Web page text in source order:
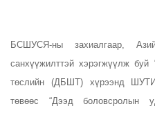
БСШУСЯ-ны захиалгаар,
санхүүжилттэй хэрэгжүүлж
төслийн (ДБШТ) хүрээнд
төвөөс “Дээд боловсролын